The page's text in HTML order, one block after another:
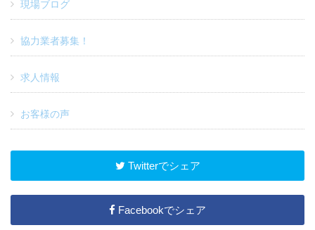
現場ブログ
協力業者募集！
求人情報
お客様の声
Twitterでシェア
Facebookでシェア